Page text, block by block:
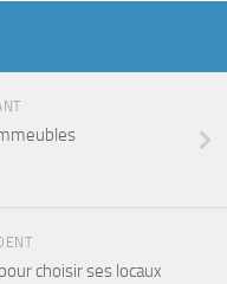
choisir ses locaux